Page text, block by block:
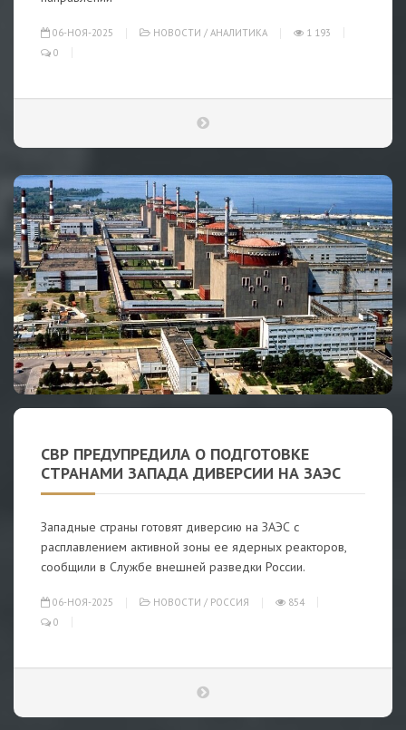
06-НОЯ-2025 НОВОСТИ / АНАЛИТИКА
1 193
0
СВР ПРЕДУПРЕДИЛА О ПОДГОТОВКЕ
СТРАНАМИ ЗАПАДА ДИВЕРСИИ НА ЗАЭС
Западные страны готовят диверсию на ЗАЭС с
расплавлением активной зоны ее ядерных реакторов,
сообщили в Службе внешней разведки России.
06-НОЯ-2025 НОВОСТИ / РОССИЯ
854
0